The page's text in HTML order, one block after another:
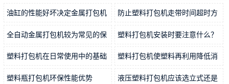
油缸的性能好坏决定金属打包机
稳定… 2021-11-15
防止塑料打包机走带时间超时方
法分… 2021-11-12
全自动金属打包机较为常见的保
养方… 2021-11-09
塑料打包机安装时要注意什么？
2021-11-06
塑料打包机在日常使用中的基础
工作… 2021-11-04
塑料打包机使塑料再利用降低消
耗 2021-11-01
塑料瓶打包机环保性能优势 液压塑料打包机应该选立式还是